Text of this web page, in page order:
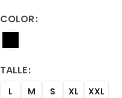
COLOR
TALLE
L M S XL XXL